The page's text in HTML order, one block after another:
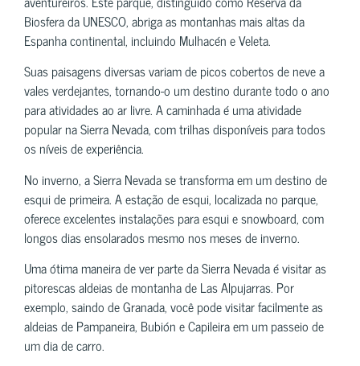
Biosfera da UNESCO, abriga as montanhas mais altas da
Espanha continental, incluindo Mulhacén e Veleta.
Suas paisagens diversas variam de picos cobertos de neve a
vales verdejantes, tornando-o um destino durante todo o ano
para atividades ao ar livre. A caminhada é uma atividade
popular na Sierra Nevada, com trilhas disponíveis para todos
os níveis de experiência.
No inverno, a Sierra Nevada se transforma em um destino de
esqui de primeira. A estação de esqui, localizada no parque,
oferece excelentes instalações para esqui e snowboard, com
longos dias ensolarados mesmo nos meses de inverno.
Uma ótima maneira de ver parte da Sierra Nevada é visitar as
pitorescas aldeias de montanha de Las Alpujarras. Por
exemplo, saindo de Granada, você pode visitar facilmente as
aldeias de Pampaneira, Bubión e Capileira em um passeio de
um dia de carro.